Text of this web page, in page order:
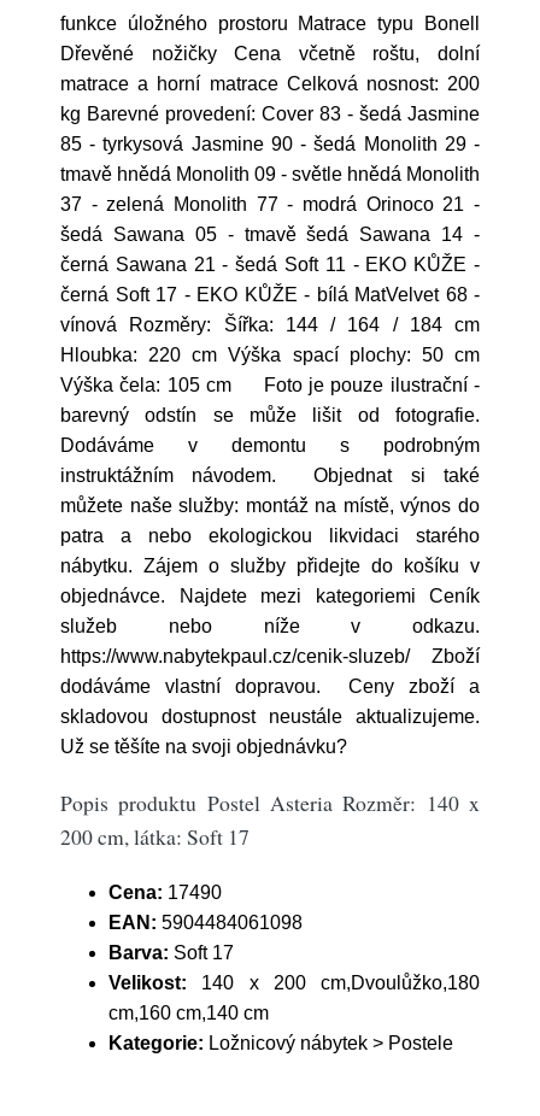
funkce úložného prostoru Matrace typu Bonell
Dřevěné nožičky Cena včetně roštu, dolní
matrace a horní matrace Celková nosnost: 200
kg Barevné provedení: Cover 83 - šedá Jasmine
85 - tyrkysová Jasmine 90 - šedá Monolith 29 -
tmavě hnědá Monolith 09 - světle hnědá Monolith
37 - zelená Monolith 77 - modrá Orinoco 21 -
šedá Sawana 05 - tmavě šedá Sawana 14 -
černá Sawana 21 - šedá Soft 11 - EKO KŮŽE -
černá Soft 17 - EKO KŮŽE - bílá MatVelvet 68 -
vínová Rozměry: Šířka: 144 / 164 / 184 cm
Hloubka: 220 cm Výška spací plochy: 50 cm
Výška čela: 105 cm Foto je pouze ilustrační -
barevný odstín se může lišit od fotografie.
Dodáváme v demontu s podrobným
instruktážním návodem. Objednat si také
můžete naše služby: montáž na místě, výnos do
patra a nebo ekologickou likvidaci starého
nábytku. Zájem o služby přidejte do košíku v
objednávce. Najdete mezi kategoriemi Ceník
služeb nebo níže v odkazu.
https://www.nabytekpaul.cz/cenik-sluzeb/ Zboží
dodáváme vlastní dopravou. Ceny zboží a
skladovou dostupnost neustále aktualizujeme.
Už se těšíte na svoji objednávku?
Popis produktu Postel Asteria Rozměr: 140 x
200 cm, látka: Soft 17
Cena: 17490
EAN: 5904484061098
Barva: Soft 17
Velikost: 140 x 200 cm,Dvoulůžko,180
cm,160 cm,140 cm
Kategorie: Ložnicový nábytek > Postele